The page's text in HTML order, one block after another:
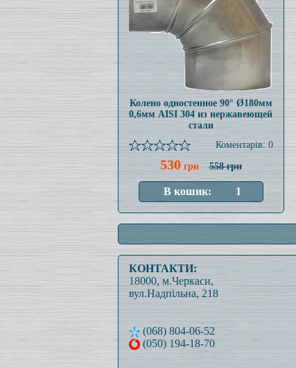
Колено одностенное 90° Ø180мм
0,6мм AISI 304 из нержавеющей
стали
Коментарів: 0
530грн 558 грн
КОНТАКТИ:
18000, м.Черкаси,
вул.Надпільна, 218
(068) 804-06-52
(050) 194-18-70